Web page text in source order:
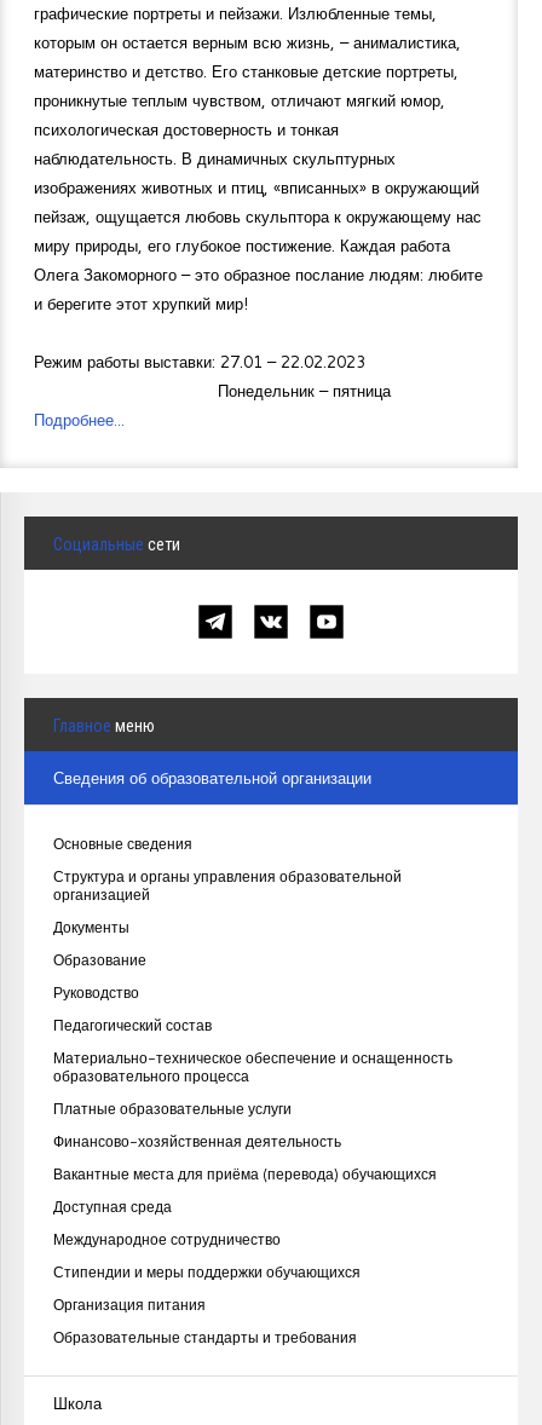
графические портреты и пейзажи. Излюбленные темы,
которым он остается верным всю жизнь, – анималистика,
материнство и детство. Его станковые детские портреты,
проникнутые теплым чувством, отличают мягкий юмор,
психологическая достоверность и тонкая
наблюдательность. В динамичных скульптурных
изображениях животных и птиц, «вписанных» в окружающий
пейзаж, ощущается любовь скульптора к окружающему нас
миру природы, его глубокое постижение. Каждая работа
Олега Закоморного – это образное послание людям: любите
и берегите этот хрупкий мир!
Режим работы выставки: 27.01 – 22.02.2023
Понедельник – пятница
Подробнее...
Социальные сети
Главное меню
Сведения об образовательной организации
Основные сведения
Структура и органы управления образовательной
организацией
Документы
Образование
Руководство
Педагогический состав
Материально-техническое обеспечение и оснащенность
образовательного процесса
Платные образовательные услуги
Финансово-хозяйственная деятельность
Вакантные места для приёма (перевода) обучающихся
Доступная среда
Международное сотрудничество
Стипендии и меры поддержки обучающихся
Организация питания
Образовательные стандарты и требования
Школа